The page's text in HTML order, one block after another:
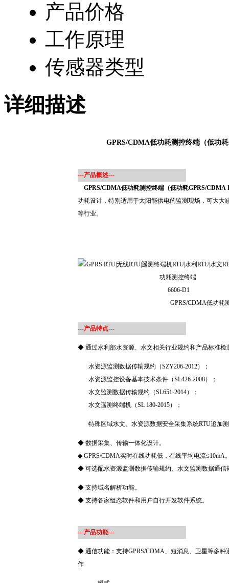
产品价格
工作原理
传感器类型
详细描述
GPRS/CDMA低功耗测控终端（低功
---产品概述---
GPRS/CDMA低功耗测控终端（低功耗GPRS/CDMA
功耗设计，特别适用于太阳能供电的监测现场，可大
等行业。
6606-D1
GPRS/CDMA低功耗
---产品特点---
◆ 通过水利部水资源、水文相关行业规约和产品标准检
水资源监测数据传输规约（SZY206-2012）；
水资源监控设备基本技术条件（SL426-2008）；
水文监测数据传输规约（SL651-2014）；
水文遥测终端机（SL 180-2015）；
特殊区域水文、水资源数据安全采集系统RTU追加
◆ 数据采集、传输一体化设计。
◆ GPRS/CDMA实时在线功耗低，在线平均电流≤10mA
◆ 可选配水资源监测数据传输规约、水文监测数据通信
◆ 支持域名解析功能。
◆ 支持各家组态软件和用户自行开发软件系统。
---产品功能---
◆ 通信功能：支持GPRS/CDMA、短消息、卫星等多
作